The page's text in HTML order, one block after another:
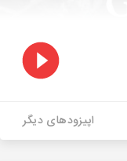
اپیزودهای دیگر